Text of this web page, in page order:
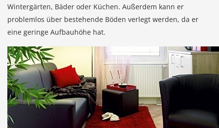
Wintergärten, Bäder oder Küchen. Außerdem kann er
problemlos über bestehende Böden verlegt werden, da er
eine geringe Aufbauhöhe hat.